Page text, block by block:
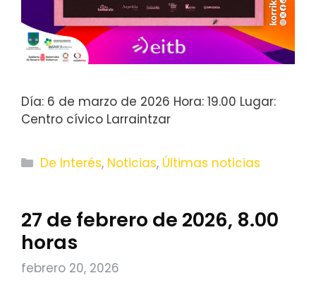
Día: 6 de marzo de 2026 Hora: 19.00 Lugar:
Centro cívico Larraintzar
Categorías
De Interés, Noticias, Últimas noticias
27 de febrero de 2026, 8.00
horas
febrero 20, 2026